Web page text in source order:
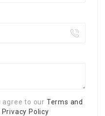
agree to our Terms and
Privacy Policy